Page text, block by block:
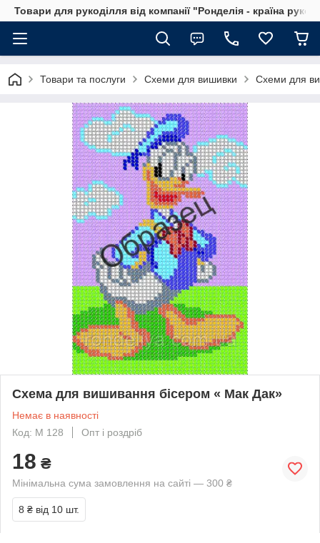
Товари для рукоділля від компанії "Ронделія - країна
Товари та послуги Схеми для вишивки Схеми для
Схема для вишивання бісером « Мак Дак»
Немає в наявності
Код: М 128
Опт і роздріб
18 ₴
Мінімальна сума замовлення на сайті — 300 ₴
8 ₴ від 10 шт.